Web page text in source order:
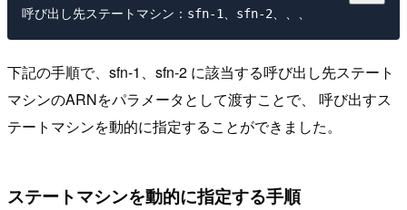
下記の手順で、sfn-1、sfn-2 に該当する呼び出し先ステート
マシンのARNをパラメータとして渡すことで、 呼び出すス
テートマシンを動的に指定することができました。
ステートマシンを動的に指定する手順